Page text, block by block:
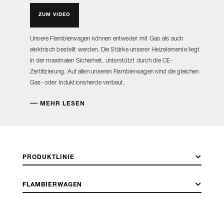
ZUM VIDEO
Unsere Flambierwagen können entweder mit Gas als auch
elektrisch bestellt werden. Die Stärke unserer Heizelemente liegt
in der maximalen Sicherheit, unterstützt durch die CE-
Zertifizierung. Auf allen unseren Flambierwagen sind die gleichen
Gas- oder Induktionsherde verbaut.
MEHR LESEN
PRODUKTLINIE
FLAMBIERWAGEN